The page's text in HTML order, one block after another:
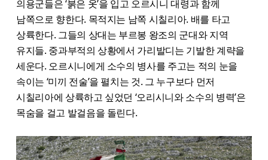
의용군들은 ‘붉은 옷’을 입고 오르시니 대령과 함께
남쪽으로 향한다. 목적지는 남쪽 시칠리아. 배를 타고
상륙한다. 그들의 상대는 부르봉 왕조의 군대와 지역
유지들. 중과부적의 상황에서 가리발디는 기발한 계략을
세운다. 오르시니에게 소수의 병사를 주고는 적의 눈을
속이는 ‘미끼 전술’을 펼치는 것. 그 누구보다 먼저
시칠리아에 상륙하고 싶었던 ‘오리시니와 소수의 병력’은
목숨을 걸고 발걸음을 돌린다.